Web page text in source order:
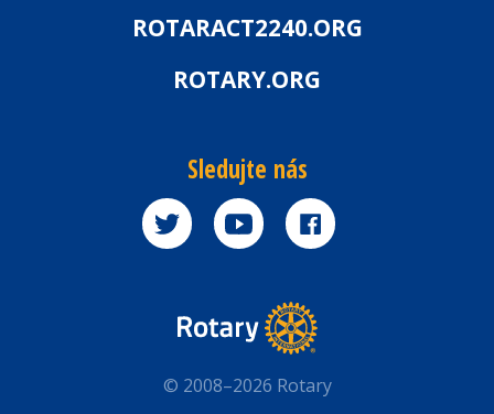
ROTARACT2240.ORG
ROTARY.ORG
Sledujte nás
© 2008–2026 Rotary